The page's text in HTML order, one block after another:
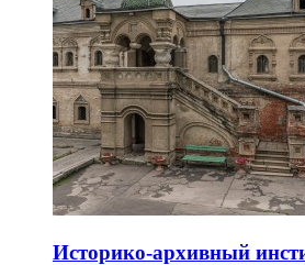
Историко-архивный